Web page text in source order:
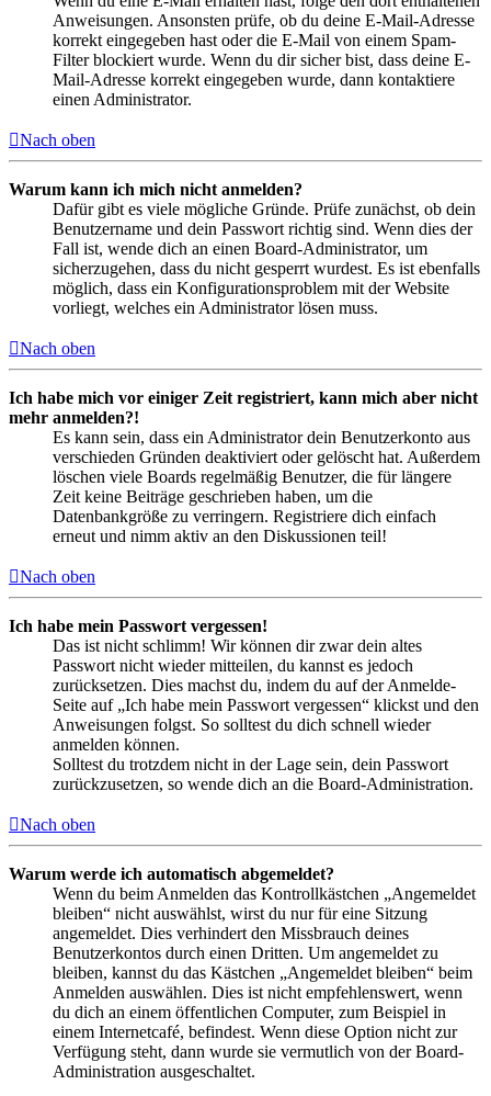
Anweisungen. Ansonsten prüfe, ob du deine E-Mail-Adresse
korrekt eingegeben hast oder die E-Mail von einem Spam-
Filter blockiert wurde. Wenn du dir sicher bist, dass deine E-
Mail-Adresse korrekt eingegeben wurde, dann kontaktiere
einen Administrator.
Nach oben
Warum kann ich mich nicht anmelden?
Dafür gibt es viele mögliche Gründe. Prüfe zunächst, ob dein
Benutzername und dein Passwort richtig sind. Wenn dies der
Fall ist, wende dich an einen Board-Administrator, um
sicherzugehen, dass du nicht gesperrt wurdest. Es ist ebenfalls
möglich, dass ein Konfigurationsproblem mit der Website
vorliegt, welches ein Administrator lösen muss.
Nach oben
Ich habe mich vor einiger Zeit registriert, kann mich aber nicht
mehr anmelden?!
Es kann sein, dass ein Administrator dein Benutzerkonto aus
verschieden Gründen deaktiviert oder gelöscht hat. Außerdem
löschen viele Boards regelmäßig Benutzer, die für längere
Zeit keine Beiträge geschrieben haben, um die
Datenbankgröße zu verringern. Registriere dich einfach
erneut und nimm aktiv an den Diskussionen teil!
Nach oben
Ich habe mein Passwort vergessen!
Das ist nicht schlimm! Wir können dir zwar dein altes
Passwort nicht wieder mitteilen, du kannst es jedoch
zurücksetzen. Dies machst du, indem du auf der Anmelde-
Seite auf „Ich habe mein Passwort vergessen“ klickst und den
Anweisungen folgst. So solltest du dich schnell wieder
anmelden können.
Solltest du trotzdem nicht in der Lage sein, dein Passwort
zurückzusetzen, so wende dich an die Board-Administration.
Nach oben
Warum werde ich automatisch abgemeldet?
Wenn du beim Anmelden das Kontrollkästchen „Angemeldet
bleiben“ nicht auswählst, wirst du nur für eine Sitzung
angemeldet. Dies verhindert den Missbrauch deines
Benutzerkontos durch einen Dritten. Um angemeldet zu
bleiben, kannst du das Kästchen „Angemeldet bleiben“ beim
Anmelden auswählen. Dies ist nicht empfehlenswert, wenn
du dich an einem öffentlichen Computer, zum Beispiel in
einem Internetcafé, befindest. Wenn diese Option nicht zur
Verfügung steht, dann wurde sie vermutlich von der Board-
Administration ausgeschaltet.